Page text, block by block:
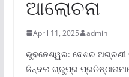
ଆଲୋଚନା
April 11, 2025 admin
ଭୁବନେଶ୍ୱର: ଦେଶର ଅଗ୍ରଣୀ
ଜିନ୍ଦଲ ଗ୍ରୁପ୍‌ର